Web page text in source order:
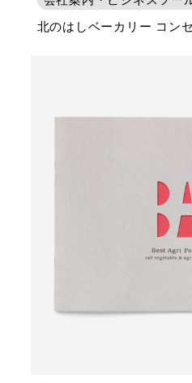
北のはしベーカリー コン